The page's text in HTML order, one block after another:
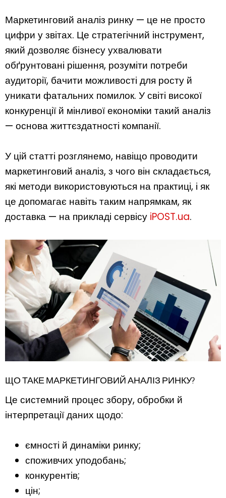
Маркетинговий аналіз ринку — це не просто
цифри у звітах. Це стратегічний інструмент,
який дозволяє бізнесу ухвалювати
обґрунтовані рішення, розуміти потреби
аудиторії, бачити можливості для росту й
уникати фатальних помилок. У світі високої
конкуренції й мінливої економіки такий аналіз
— основа життєздатності компанії.
У цій статті розглянемо, навіщо проводити
маркетинговий аналіз, з чого він складається,
які методи використовуються на практиці, і як
це допомагає навіть таким напрямкам, як
доставка — на прикладі сервісу iPOST.ua.
ЩО ТАКЕ МАРКЕТИНГОВИЙ АНАЛІЗ РИНКУ?
Це системний процес збору, обробки й
інтерпретації даних щодо:
ємності й динаміки ринку;
споживчих уподобань;
конкурентів;
цін;